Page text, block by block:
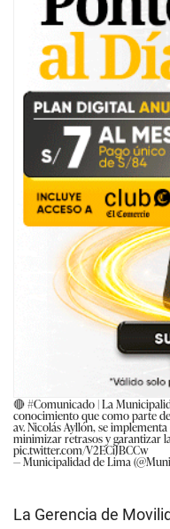
🔴#Comunicado | La
conocimiento que como parte
av. Nicolás Ayllón, se
minimizar retrasos y garantizar
pic.twitter.com/V2ECiJBCCw
— Municipalidad de Lima
La Gerencia de